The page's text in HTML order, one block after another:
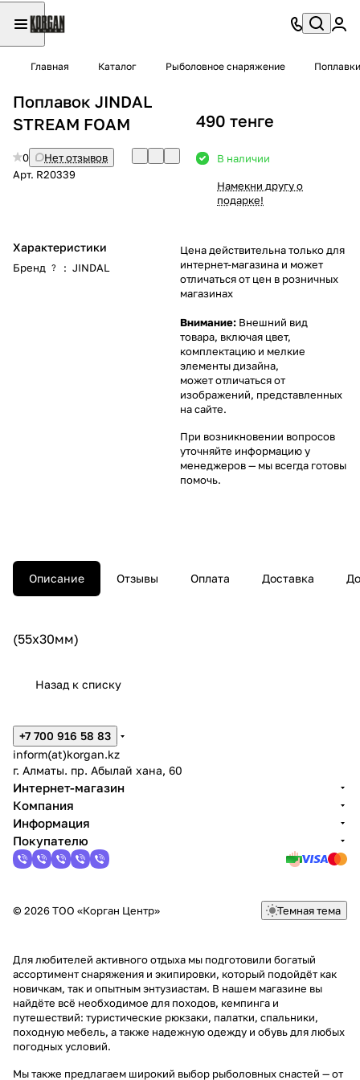
Главная Каталог Рыболовное снаряжение Поплавки
Поплавок JINDAL
STREAM FOAM
0
Нет отзывов
Арт. R20339
Характеристики
Бренд ? : JINDAL
490 тенге
В наличии
Намекни другу о
подарке!
Цена действительна только для
интернет-магазина и может
отличаться от цен в розничных
магазинах
Внимание: Внешний вид
товара, включая цвет,
комплектацию и мелкие
элементы дизайна,
может отличаться от
изображений, представленных
на сайте.
При возникновении вопросов
уточняйте информацию у
менеджеров— мы всегда готовы
помочь.
Описание Отзывы Оплата Доставка
(55х30мм)
Назад к списку
+7 700 916 58 83
inform(at)korgan.kz
г. Алматы. пр. Абылай хана, 60
Интернет-магазин
Компания
Информация
Покупателю
© 2026 ТОО «Корган Центр» Темная тема
Для любителей активного отдыха мы подготовили богатый
ассортимент снаряжения и экипировки, который подойдёт как
новичкам, так и опытным энтузиастам. В нашем магазине вы
найдёте всё необходимое для походов, кемпинга и
путешествий: туристические рюкзаки, палатки, спальники,
походную мебель, а также надежную одежду и обувь для любых
погодных условий.
Мы также предлагаем широкий выбор рыболовных снастей — от